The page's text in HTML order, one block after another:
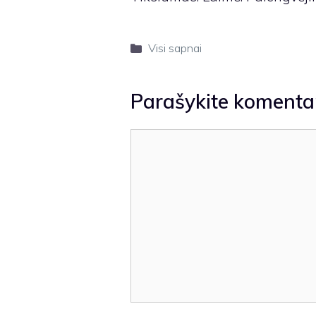
Kategorijos
Visi sapnai
Parašykite